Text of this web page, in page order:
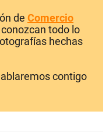
de Comercio
todo lo
hechas
contigo